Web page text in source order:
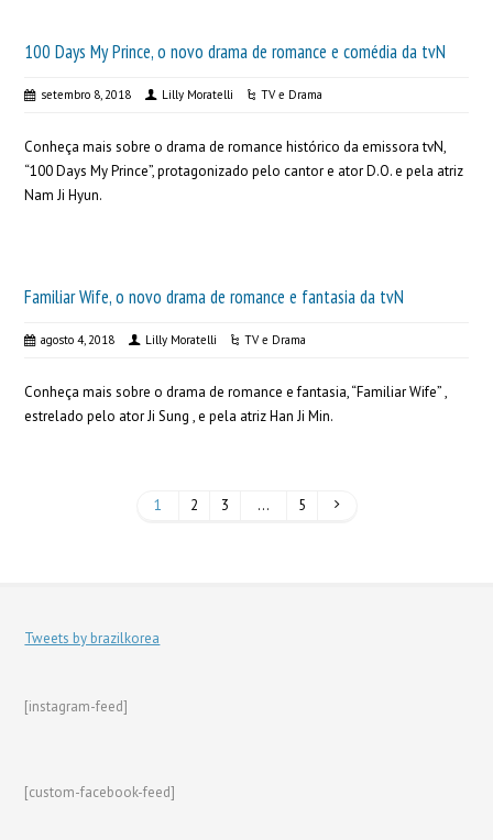
100 Days My Prince, o novo drama de romance e comédia da tvN
setembro 8, 2018 Lilly Moratelli TV e Drama
Conheça mais sobre o drama de romance histórico da emissora tvN,
“100 Days My Prince”, protagonizado pelo cantor e ator D.O. e pela atriz
Nam Ji Hyun.
Familiar Wife, o novo drama de romance e fantasia da tvN
agosto 4, 2018 Lilly Moratelli TV e Drama
Conheça mais sobre o drama de romance e fantasia, “Familiar Wife” ,
estrelado pelo ator Ji Sung , e pela atriz Han Ji Min.
1 2 3 … 5
Tweets by brazilkorea
[instagram-feed]
[custom-facebook-feed]